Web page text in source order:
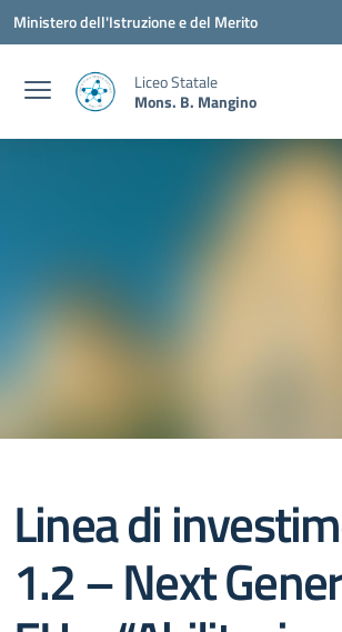
Vai ai contenuti
Vai al menu di navigazione
Vai al footer
Ministero dell'Istruzione e del Merito
Liceo Statale
Mons. B. Mangino
Linea di
1.2 – Next